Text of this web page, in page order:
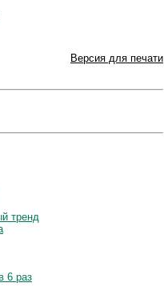
Версия для печати
тренд
6 раз